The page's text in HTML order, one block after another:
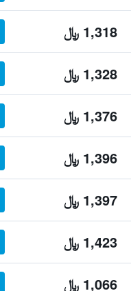
1,318 ﷼
1,328 ﷼
1,376 ﷼
1,396 ﷼
1,397 ﷼
1,423 ﷼
1,066 ﷼